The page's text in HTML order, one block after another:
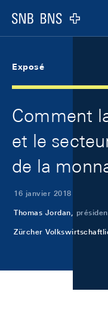
Logo
Exposé
Comment
et le
de la
16 janvier 2018
Thomas Jordan,
Zürcher